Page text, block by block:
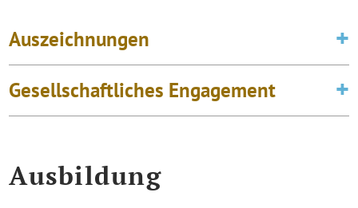
Auszeichnungen
Gesellschaftliches Engagement
Ausbildung